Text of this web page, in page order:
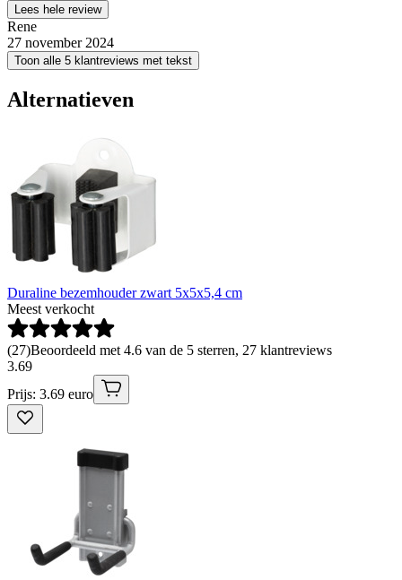
Lees hele review
Rene
27 november 2024
Toon alle 5 klantreviews met tekst
Alternatieven
Duraline bezemhouder zwart 5x5x5,4 cm
Meest verkocht
(27)Beoordeeld met 4.6 van de 5 sterren, 27 klantreviews
3.69
Prijs: 3.69 euro